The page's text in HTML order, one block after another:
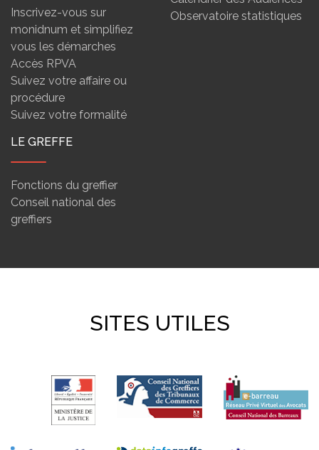
Inscrivez-vous sur
monidnum et simplifiez
vous les démarches
Accès RPVA
Suivez votre affaire ou
procédure
Suivez votre formalité
Observatoire statistiques
LE GREFFE
Fonctions du greffier
Conseil national des
greffiers
SITES UTILES